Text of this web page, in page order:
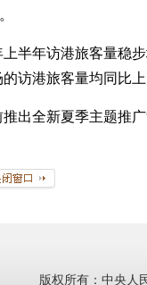
年访港旅客量稳步
访港旅客量均同比
全新夏季主题推广“
版权所有：中央